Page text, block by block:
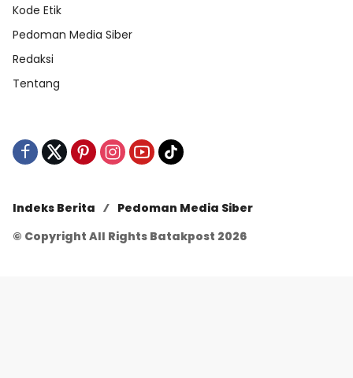
Kode Etik
Pedoman Media Siber
Redaksi
Tentang
Indeks Berita
Pedoman Media Siber
© Copyright All Rights Batakpost 2026